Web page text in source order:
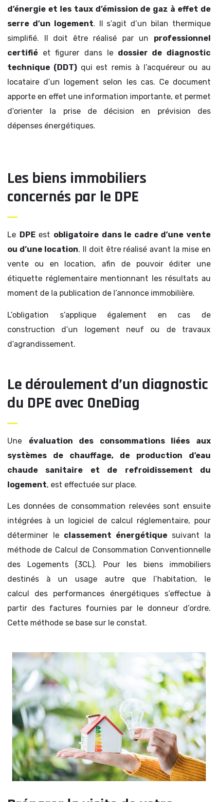
d’énergie et les taux d’émission de gaz à effet de
serre d’un logement. Il s’agit d’un bilan thermique
simplifié. Il doit être réalisé par un professionnel
certifié et figurer dans ledossier de diagnostic
technique (DDT)qui est remis à l’acquéreur ou au
locataire d’un logement selon les cas. Ce document
apporte en effet une information importante, et permet
d’orienter la prise de décision en prévision des
dépenses énergétiques.
Les biens immobiliers
concernés par le DPE
Le DPEest obligatoire dans le cadre d’une vente
ou d’une location. Il doit être réalisé avant la mise en
vente ou en location, afin de pouvoir éditer une
étiquette réglementaire mentionnant les résultats au
moment de la publication de l’annonce immobilière.
L’obligation s’applique également en cas de
construction d’un logement neuf ou de travaux
d’agrandissement.
Le déroulement d’un diagnostic
du DPE avec OneDiag
Une évaluation des consommations liées aux
systèmes de chauffage, de production d’eau
chaude sanitaire et de refroidissement du
logement, est effectuée sur place.
Les données de consommation relevées sont ensuite
intégrées à un logiciel de calcul réglementaire, pour
déterminer le classement énergétiquesuivant la
méthode de Calcul de Consommation Conventionnelle
des Logements (3CL). Pour les biens immobiliers
destinés à un usage autre que l’habitation, le
calcul des performances énergétiques s’effectue à
partir des factures fournies par le donneur d’ordre.
Cette méthode se base sur le constat.